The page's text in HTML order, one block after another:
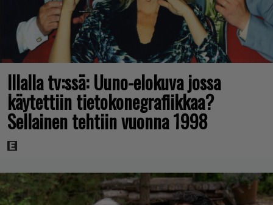
Illalla tv:ssä: Uuno-elokuva jossa
käytettiin tietokonegrafiikkaa?
Sellainen tehtiin vuonna 1998